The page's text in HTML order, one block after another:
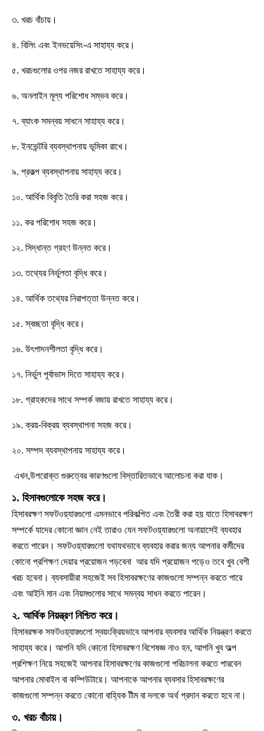
৩. খরচ বাঁচায়।
৪. বিলিং এবং ইনভয়েসিং-এ সাহায্য করে।
৫. খরচগুলোর ওপর নজর রাখতে সাহায্য করে।
৬. অনলাইন মূল্য পরিশোধ সম্ভব করে।
৭. ব্যাংক সমন্বয় সাধনে সাহায্য করে।
৮. ইনভেন্টরি ব্যবস্থাপনায় ভূমিকা রাখে।
৯. প্রকল্প ব্যবস্থাপনায় সাহায্য করে।
১০. আর্থিক বিবৃতি তৈরি করা সহজ করে।
১১. কর পরিশোধ সহজ করে।
১২. সিদ্ধান্ত গ্রহণ উন্নত করে।
১৩. তথ্যের নির্ভুলতা বৃদ্ধি করে।
১৪. আর্থিক তথ্যের নিরাপত্তা উন্নত করে।
১৫. স্বচ্ছতা বৃদ্ধি করে।
১৬. উৎপাদনশীলতা বৃদ্ধি করে।
১৭. নির্ভুল পূর্বাভাস দিতে সাহায্য করে।
১৮. গ্রাহকদের সাথে সম্পর্ক বজায় রাখতে সাহায্য করে।
১৯. ক্রয়-বিক্রয় ব্যবস্থাপনা সহজ করে।
২০. সম্পদ ব্যবস্থাপনায় সাহায্য করে।
এখন,উপরোক্ত গুরুত্বের কারণগুলো বিস্তারিতভাবে আলোচনা করা যাক।
১. হিসাবগুলোকে সহজ করে।
হিসাবরক্ষণ সফটওয়্যারগুলো এমনভাবে পরিকল্পিত এবং তৈরী করা হয় যাতে হিসাবরক্ষণ
সম্পর্কে যাদের কোনো জ্ঞান নেই তারাও যেন সফটওয়্যারগুলো অনায়াসেই ব্যবহার
করতে পারেন। সফটওয়্যারগুলো যথাযথভাবে ব্যবহার করার জন্য আপনার কর্মীদের
কোনো প্রশিক্ষণ দেয়ার প্রয়োজন পড়বেনা আর যদি প্রয়োজন পড়েও তবে খুব বেশী
খরচ হবেনা। ব্যবসায়ীরা সহজেই সব হিসাবরক্ষণের কাজগুলো সম্পন্ন করতে পারে
এবং আইনি মান এবং নিয়মগুলোর সাথে সমন্বয় সাধন করতে পারেন।
২. আর্থিক নিয়ন্ত্রণ নিশ্চিত করে।
হিসাবরক্ষক সফটওয়্যারগুলো স্বয়ংক্রিয়ভাবে আপনার ব্যবসার আর্থিক নিয়ন্ত্রণ করতে
সাহায্য করে। আপনি যদি কোনো হিসাবরক্ষণ বিশেষজ্ঞ নাও হন, আপনি খুব অল্প
প্রশিক্ষণ নিয়ে সহজেই আপনার হিসাবরক্ষণের কাজগুলো পরিচালনা করতে পারবেন
আপনার মোবাইল বা কম্পিউটারে। আপনাকে আপনার ব্যবসার হিসাবরক্ষণের
কাজগুলো সম্পন্ন করতে কোনো বাহ্যিক টীম বা দলকে অর্থ প্রদান করতে হবে না।
৩. খরচ বাঁচায়।